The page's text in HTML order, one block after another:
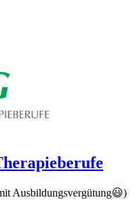
Ausbildungsvergütung😃)